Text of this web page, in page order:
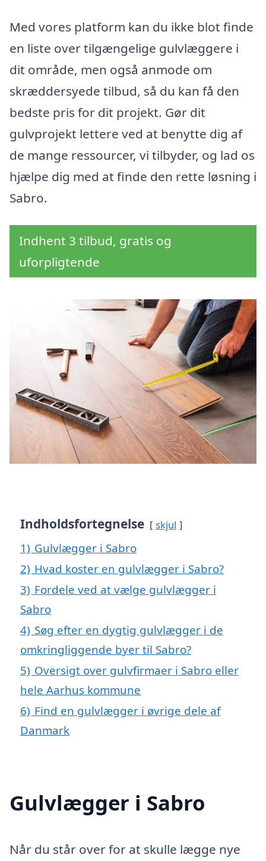
Med vores platform kan du ikke blot finde
en liste over tilgængelige gulvlæggere i
dit område, men også anmode om
skræddersyede tilbud, så du kan få den
bedste pris for dit projekt. Gør dit
gulvprojekt lettere ved at benytte dig af
de mange ressourcer, vi tilbyder, og lad os
hjælpe dig med at finde den rette løsning i
Sabro.
Indhent 3 tilbud, gratis og
uforpligtende
Indholdsfortegnelse skjul
1) Gulvlægger i Sabro
2) Hvad koster en gulvlægger i Sabro?
3) Fordele ved at vælge gulvlægger i
Sabro
4) Søg efter en dygtig gulvlægger i de
omkringliggende byer til Sabro?
5) Oversigt over gulvfirmaer i Sabro eller
hele Aarhus kommune
6) Find en gulvlægger i øvrige dele af
Danmark
Gulvlægger i Sabro
Når du står over for at skulle lægge nye